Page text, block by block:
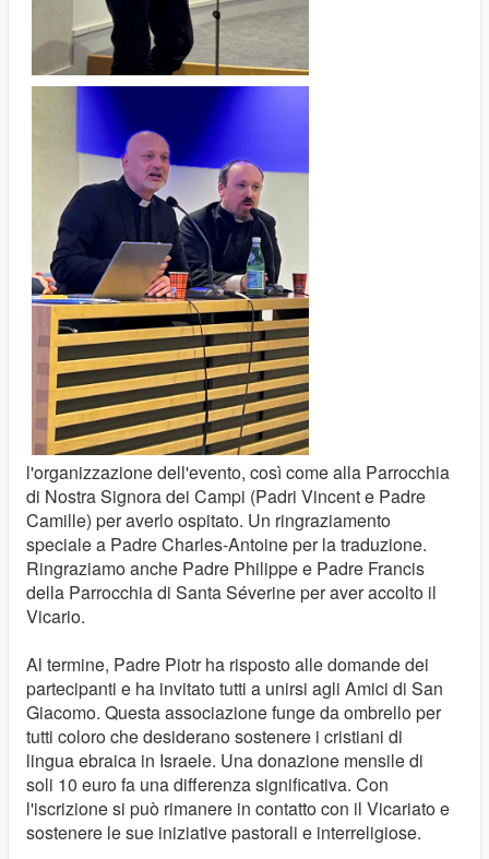
l'organizzazione dell'evento, così come alla Parrocchia
di Nostra Signora dei Campi (Padri Vincent e Padre
Camille) per averlo ospitato. Un ringraziamento
speciale a Padre Charles-Antoine per la traduzione.
Ringraziamo anche Padre Philippe e Padre Francis
della Parrocchia di Santa Séverine per aver accolto il
Vicario.
Al termine, Padre Piotr ha risposto alle domande dei
partecipanti e ha invitato tutti a unirsi agli Amici di San
Giacomo. Questa associazione funge da ombrello per
tutti coloro che desiderano sostenere i cristiani di
lingua ebraica in Israele. Una donazione mensile di
soli 10 euro fa una differenza significativa. Con
l'iscrizione si può rimanere in contatto con il Vicariato e
sostenere le sue iniziative pastorali e interreligiose.